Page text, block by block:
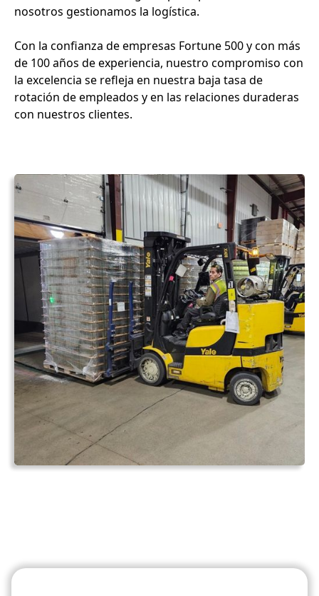
nosotros gestionamos la logística.
Con la confianza de empresas Fortune 500 y con más
de 100 años de experiencia, nuestro compromiso con
la excelencia se refleja en nuestra baja tasa de
rotación de empleados y en las relaciones duraderas
con nuestros clientes.